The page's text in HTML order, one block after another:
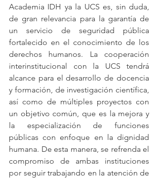
Academia IDH ya la UCS es, sin duda,
de gran relevancia para la garantía de
un servicio de seguridad pública
fortalecido en el conocimiento de los
derechos humanos. La cooperación
interinstitucional con la UCS tendrá
alcance para el desarrollo de docencia
y formación, de investigación científica,
así como de múltiples proyectos con
un objetivo común, que es la mejora y
la especialización de funciones
públicas con enfoque en la dignidad
humana. De esta manera, se refrenda el
compromiso de ambas instituciones
por seguir trabajando en la atención de